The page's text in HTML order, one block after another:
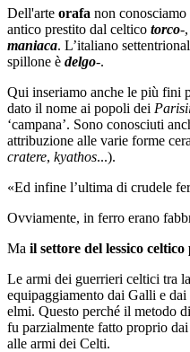
Dell'arte orafa non
antico prestito dal celtico torco-
maniaca. L’italiano
spillone è delgo-.
Qui inseriamo anche le più fini
dato il nome ai popoli dei
‘campana’. Sono conosciuti
attribuzione alle varie forme
cratere, kyathos...).
«Ed infine l’ultima di crudele
Ovviamente, in ferro erano
Ma il settore del lessico
Le armi dei guerrieri celtici tra
equipaggiamento dai Galli e
elmi. Questo perché il metodo
fu parzialmente fatto proprio
alle armi dei Celti.